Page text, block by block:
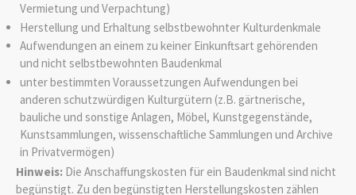
Vermietung und Verpachtung)
Herstellung und Erhaltung selbstbewohnter Kulturdenkmale
Aufwendungen an einem zu keiner Einkunftsart gehörenden
und nicht selbstbewohnten Baudenkmal
unter bestimmten Voraussetzungen Aufwendungen bei
anderen schutzwürdigen Kulturgütern (z.B. gärtnerische,
bauliche und sonstige Anlagen, Möbel, Kunstgegenstände,
Kunstsammlungen, wissenschaftliche Sammlungen und Archive
in Privatvermögen)
Hinweis: Die Anschaffungskosten für ein Baudenkmal sind nicht
begünstigt. Zu den begünstigten Herstellungskosten zählen